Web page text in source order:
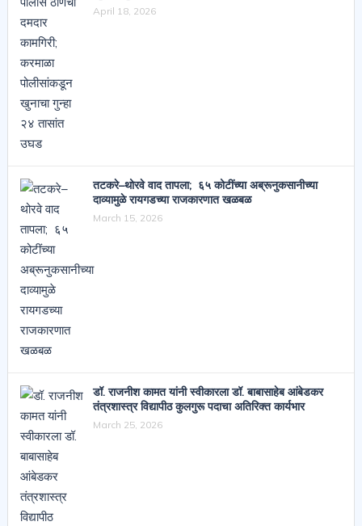
April 18, 2026
तटकरे–थोरवे वाद तापला; ६५ कोटींच्या अब्रूनुकसानीच्या
दाव्यामुळे रायगडच्या राजकारणात खळबळ
March 15, 2026
डॉ. राजनीश कामत यांनी स्वीकारला डॉ. बाबासाहेब आंबेडकर
तंत्रशास्त्र विद्यापीठ कुलगुरू पदाचा अतिरिक्त कार्यभार
March 25, 2026